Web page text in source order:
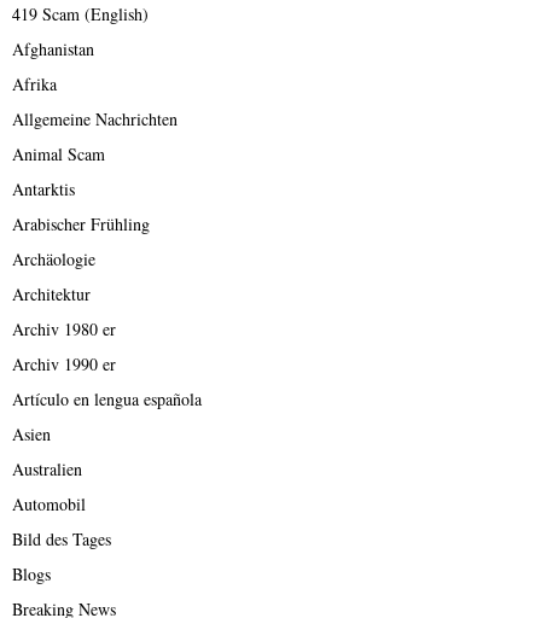
419 Scam (English)
Afghanistan
Afrika
Allgemeine Nachrichten
Animal Scam
Antarktis
Arabischer Frühling
Archäologie
Architektur
Archiv 1980 er
Archiv 1990 er
Artículo en lengua española
Asien
Australien
Automobil
Bild des Tages
Blogs
Breaking News